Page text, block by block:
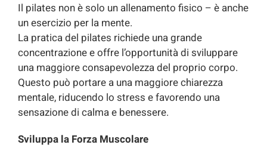
Il pilates non è solo un allenamento fisico – è anche
un esercizio per la mente.
La pratica del pilates richiede una grande
concentrazione e offre l’opportunità di sviluppare
una maggiore consapevolezza del proprio corpo.
Questo può portare a una maggiore chiarezza
mentale, riducendo lo stress e favorendo una
sensazione di calma e benessere.
Sviluppa la Forza Muscolare